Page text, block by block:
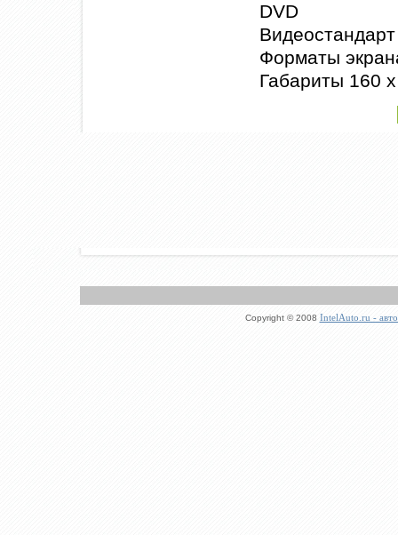
DVD
Форматы
Габариты 160
Copyright © 2008 IntelAuto.ru -